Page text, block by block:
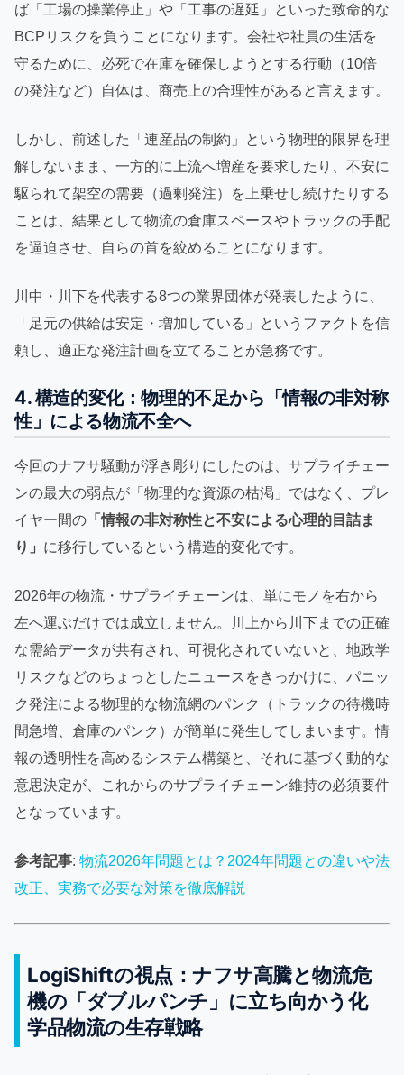
ば「工場の操業停止」や「工事の遅延」といった致命的な
BCPリスクを負うことになります。会社や社員の生活を
守るために、必死で在庫を確保しようとする行動（10倍
の発注など）自体は、商売上の合理性があると言えます。
しかし、前述した「連産品の制約」という物理的限界を理
解しないまま、一方的に上流へ増産を要求したり、不安に
駆られて架空の需要（過剰発注）を上乗せし続けたりする
ことは、結果として物流の倉庫スペースやトラックの手配
を逼迫させ、自らの首を絞めることになります。
川中・川下を代表する8つの業界団体が発表したように、
「足元の供給は安定・増加している」というファクトを信
頼し、適正な発注計画を立てることが急務です。
4. 構造的変化：物理的不足から「情報の非対称
性」による物流不全へ
今回のナフサ騒動が浮き彫りにしたのは、サプライチェー
ンの最大の弱点が「物理的な資源の枯渇」ではなく、プレ
イヤー間の 「情報の非対称性と不安による心理的目詰ま
り」 に移行しているという構造的変化です。
2026年の物流・サプライチェーンは、単にモノを右から
左へ運ぶだけでは成立しません。川上から川下までの正確
な需給データが共有され、可視化されていないと、地政学
リスクなどのちょっとしたニュースをきっかけに、パニッ
ク発注による物理的な物流網のパンク（トラックの待機時
間急増、倉庫のパンク）が簡単に発生してしまいます。情
報の透明性を高めるシステム構築と、それに基づく動的な
意思決定が、これからのサプライチェーン維持の必須要件
となっています。
参考記事: 物流2026年問題とは？2024年問題との違いや法
改正、実務で必要な対策を徹底解説
LogiShiftの視点：ナフサ高騰と物流危
機の「ダブルパンチ」に立ち向かう化
学品物流の生存戦略